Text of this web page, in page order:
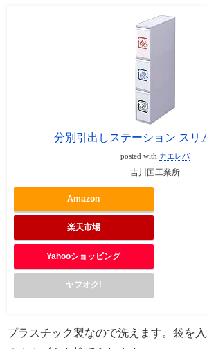
分別引出しステーション スリ
posted with カエレバ
吉川国工業所
Amazon
楽天市場
Yahooショッピング
ヤフオク!
プラスチック製なので洗えます。袋を